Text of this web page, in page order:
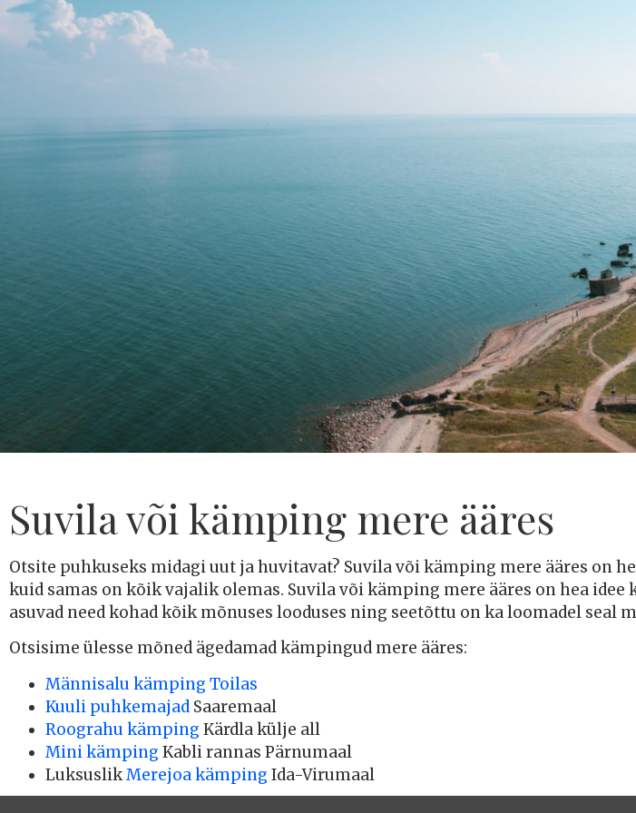
Suvila või kämping mere ääres
Otsite puhkuseks midagi uut ja huvitavat? Suvila või kämping mere ääres on
kuid samas on kõik vajalik olemas. Suvila või kämping mere ääres on hea
asuvad need kohad kõik mõnuses looduses ning seetõttu on ka loomadel seal
Otsisime ülesse mõned ägedamad kämpingud mere ääres:
Männisalu kämping Toilas
Kuuli puhkemajad Saaremaal
Roograhu kämping Kärdla külje all
Mini kämping Kabli rannas Pärnumaal
LuksuslikMerejoa kämping Ida-Virumaal